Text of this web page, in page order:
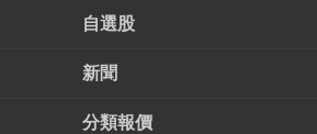
自選股
新聞
分類報價